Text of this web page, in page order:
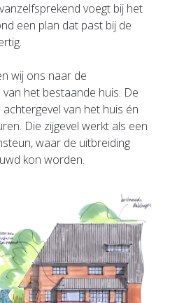
voegt bij het
een plan dat past bij de
wij ons naar de
het bestaande huis. De
van het huis én
Die zijgevel werkt als een
waar de uitbreiding
kon worden.